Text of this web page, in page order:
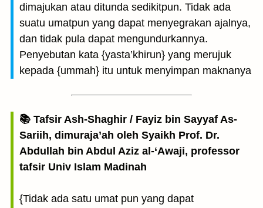
dimajukan atau ditunda sedikitpun. Tidak ada
suatu umatpun yang dapat menyegrakan ajalnya,
dan tidak pula dapat mengundurkannya.
Penyebutan kata {yasta’khirun} yang merujuk
kepada {ummah} itu untuk menyimpan maknanya
📚 Tafsir Ash-Shaghir / Fayiz bin Sayyaf As-
Sariih, dimuraja’ah oleh Syaikh Prof. Dr.
Abdullah bin Abdul Aziz al-‘Awaji, professor
tafsir Univ Islam Madinah
{Tidak ada satu umat pun yang dapat